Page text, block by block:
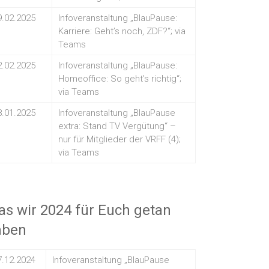
Infoveranstaltung „BlauPause:
Karriere: Geht’s noch, ZDF?“; via
Teams
Infoveranstaltung „BlauPause:
Homeoffice: So geht’s richtig“;
via Teams
Infoveranstaltung „BlauPause
extra: Stand TV Vergütung“ –
nur für Mitglieder der VRFF (4);
via Teams
wir 2024 für Euch getan
Infoveranstaltung „BlauPause